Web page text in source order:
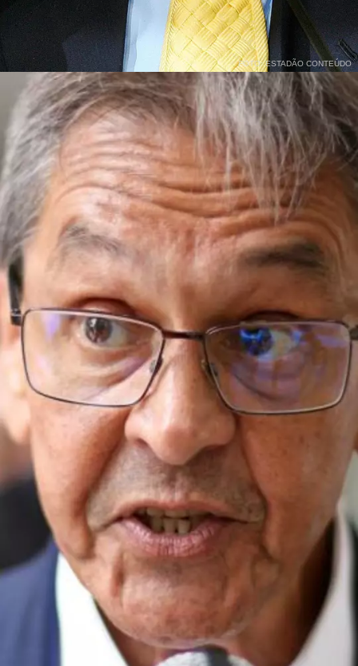
FOTO: ESTADÃO CONTEÚDO